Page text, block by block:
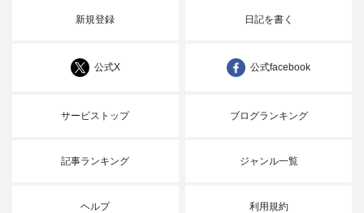
新規登録 日記を書く
公式X 公式facebook
サービストップ ブログランキング
記事ランキング ジャンル一覧
ヘルプ 利用規約